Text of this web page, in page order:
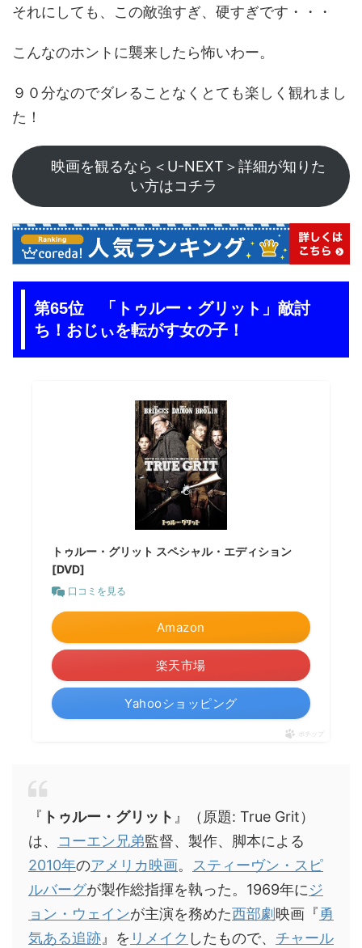
それにしても、この敵強すぎ、硬すぎです・・・
こんなのホントに襲来したら怖いわー。
９０分なのでダレることなくとても楽しく観れまし
た！
映画を観るなら＜U-NEXT＞詳細が知りた
い方はコチラ
第65位 「トゥルー・グリット」敵討
ち！おじぃを転がす女の子！
トゥルー・グリット スペシャル・エディション
[DVD]
口コミを見る
Amazon
楽天市場
Yahooショッピング
ポチップ
『 トゥルー・グリット 』（原題: True Grit）
は、 コーエン兄弟監督、製作、脚本による
2010年のアメリカ映画。 スティーヴン・スピ
ルバーグが製作総指揮を執った。1969年にジ
ョン・ウェインが主演を務めた西部劇 映画『勇
気ある追跡』を リメイク したもので、 チャール